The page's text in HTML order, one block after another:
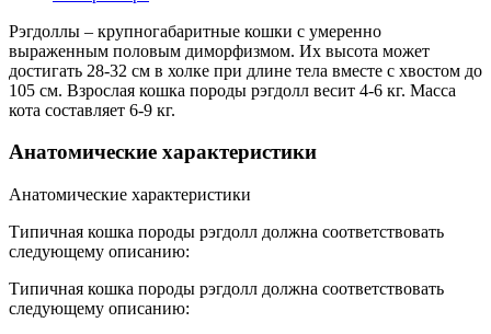
Рэгдоллы – крупногабаритные кошки с умеренно
выраженным половым диморфизмом. Их высота может
достигать 28-32 см в холке при длине тела вместе с хвостом до
105 см. Взрослая кошка породы рэгдолл весит 4-6 кг. Масса
кота составляет 6-9 кг.
Анатомические характеристики
Анатомические характеристики
Типичная кошка породы рэгдолл должна соответствовать
следующему описанию:
Типичная кошка породы рэгдолл должна соответствовать
следующему описанию: